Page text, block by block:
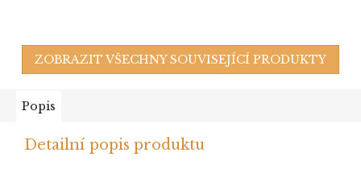
ZOBRAZIT VŠECHNY SOUVISEJÍCÍ PRODUKTY
Popis
Detailní popis produktu